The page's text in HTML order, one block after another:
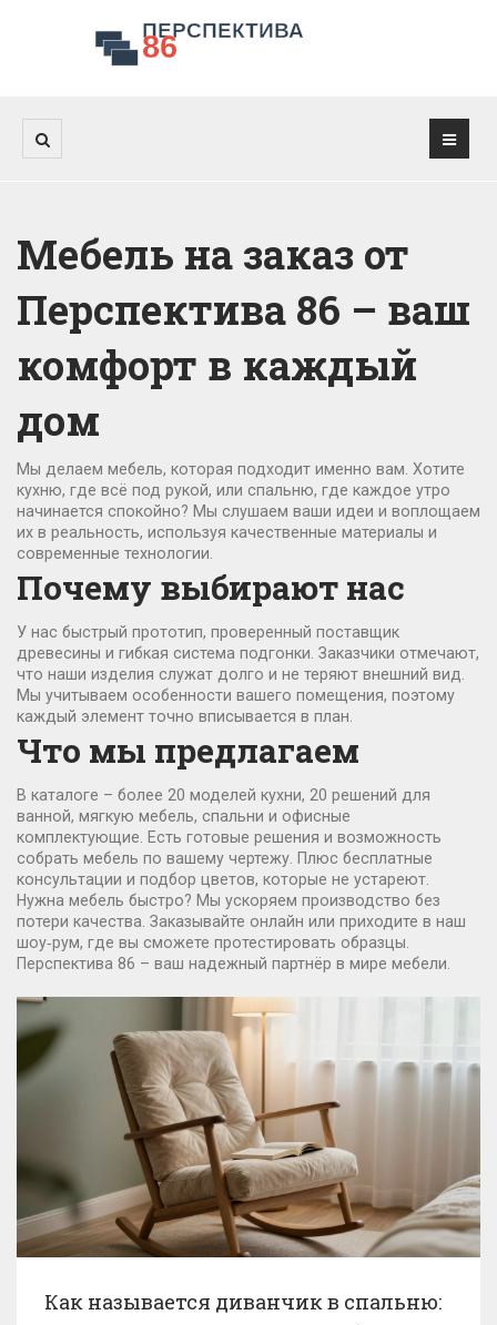
Мебель на заказ от
Перспектива 86 – ваш
комфорт в каждый
дом
Мы делаем мебель, которая подходит именно вам. Хотите
кухню, где всё под рукой, или спальню, где каждое утро
начинается спокойно? Мы слушаем ваши идеи и воплощаем
их в реальность, используя качественные материалы и
современные технологии.
Почему выбирают нас
У нас быстрый прототип, проверенный поставщик
древесины и гибкая система подгонки. Заказчики отмечают,
что наши изделия служат долго и не теряют внешний вид.
Мы учитываем особенности вашего помещения, поэтому
каждый элемент точно вписывается в план.
Что мы предлагаем
В каталоге – более 20 моделей кухни, 20 решений для
ванной, мягкую мебель, спальни и офисные
комплектующие. Есть готовые решения и возможность
собрать мебель по вашему чертежу. Плюс бесплатные
консультации и подбор цветов, которые не устареют.
Нужна мебель быстро? Мы ускоряем производство без
потери качества. Заказывайте онлайн или приходите в наш
шоу‑рум, где вы сможете протестировать образцы.
Перспектива 86 – ваш надежный партнёр в мире мебели.
Как называется диванчик в спальню: